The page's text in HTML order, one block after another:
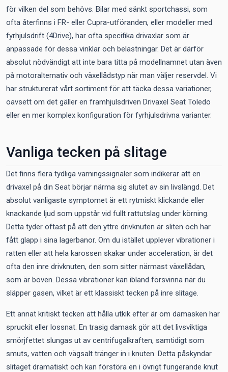
för vilken del som behövs. Bilar med sänkt sportchassi, som
ofta återfinns i FR- eller Cupra-utföranden, eller modeller med
fyrhjulsdrift (4Drive), har ofta specifika drivaxlar som är
anpassade för dessa vinklar och belastningar. Det är därför
absolut nödvändigt att inte bara titta på modellnamnet utan även
på motoralternativ och växellådstyp när man väljer reservdel. Vi
har strukturerat vårt sortiment för att täcka dessa variationer,
oavsett om det gäller en framhjulsdriven Drivaxel Seat Toledo
eller en mer komplex konfiguration för fyrhjulsdrivna varianter.
Vanliga tecken på slitage
Det finns flera tydliga varningssignaler som indikerar att en
drivaxel på din Seat börjar närma sig slutet av sin livslängd. Det
absolut vanligaste symptomet är ett rytmiskt klickande eller
knackande ljud som uppstår vid fullt rattutslag under körning.
Detta tyder oftast på att den yttre drivknuten är sliten och har
fått glapp i sina lagerbanor. Om du istället upplever vibrationer i
ratten eller att hela karossen skakar under acceleration, är det
ofta den inre drivknuten, den som sitter närmast växellådan,
som är boven. Dessa vibrationer kan ibland försvinna när du
släpper gasen, vilket är ett klassiskt tecken på inre slitage.
Ett annat kritiskt tecken att hålla utkik efter är om damasken har
spruckit eller lossnat. En trasig damask gör att det livsviktiga
smörjfettet slungas ut av centrifugalkraften, samtidigt som
smuts, vatten och vägsalt tränger in i knuten. Detta påskyndar
slitaget dramatiskt och kan förstöra en i övrigt fungerande knut